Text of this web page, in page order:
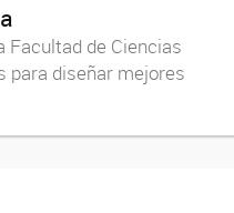
Facultad de Ciencias
para diseñar mejores